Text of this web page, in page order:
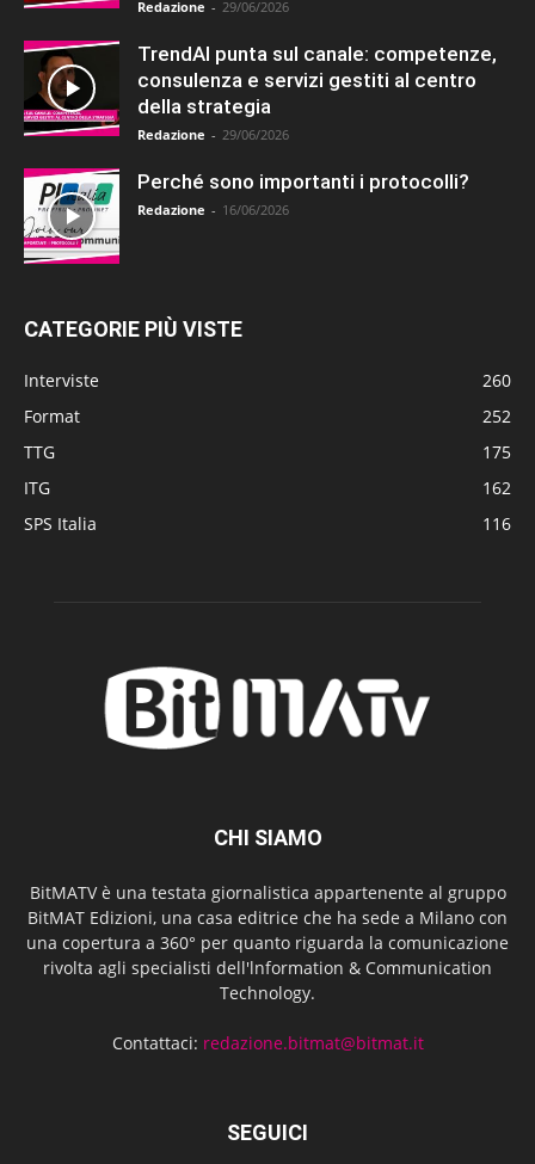
Redazione - 29/06/2026
TrendAI punta sul canale: competenze,
consulenza e servizi gestiti al centro
della strategia
Redazione - 29/06/2026
Perché sono importanti i protocolli?
Redazione - 16/06/2026
CATEGORIE PIÙ VISTE
Interviste
260
Format
252
TTG
175
ITG
162
SPS Italia
116
CHI SIAMO
BitMATV è una testata giornalistica appartenente al gruppo
BitMAT Edizioni, una casa editrice che ha sede a Milano con
una copertura a 360° per quanto riguarda la comunicazione
rivolta agli specialisti dell'lnformation & Communication
Technology.
Contattaci: redazione.bitmat@bitmat.it
SEGUICI